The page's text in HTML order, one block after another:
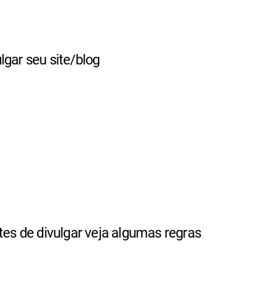
seu site/blog
de divulgar veja algumas regras